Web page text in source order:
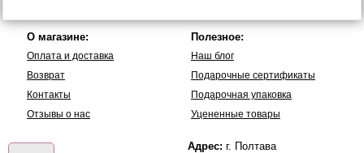
О магазине:
Оплата и доставка
Возврат
Контакты
Отзывы о нас
Полезное:
Наш блог
Подарочные сертификаты
Подарочная упаковка
Уцененные товары
Адрес: г. Полтава